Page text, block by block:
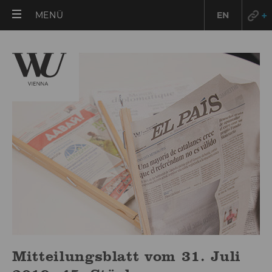
MENÜ EN
Mitteilungsblatt vom 31. Juli